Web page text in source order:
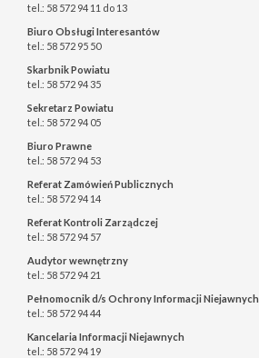
tel.: 58 572 94 11 do 13
Biuro Obsługi Interesantów
tel.: 58 572 95 50
Skarbnik Powiatu
tel.: 58 572 94 35
Sekretarz Powiatu
tel.: 58 572 94 05
Biuro Prawne
tel.: 58 572 94 53
Referat Zamówień Publicznych
tel.: 58 572 94 14
Referat Kontroli Zarządczej
tel.: 58 572 94 57
Audytor wewnętrzny
tel.: 58 572 94 21
Pełnomocnik d/s Ochrony Informacji Niejawnych
tel.: 58 572 94 44
Kancelaria Informacji Niejawnych
tel.: 58 572 94 19